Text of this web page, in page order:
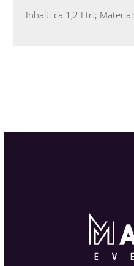
Inhalt: ca 1,2 Ltr.;